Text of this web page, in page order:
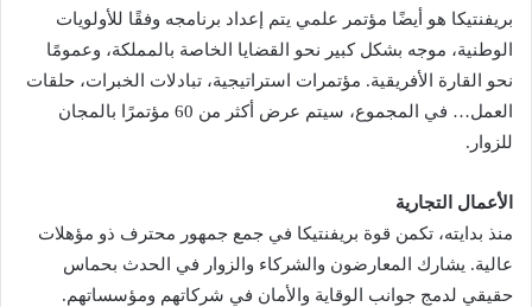
بريفنتيكا هو أيضًا مؤتمر علمي يتم إعداد برنامجه وفقًا للأولويات
الوطنية، موجه بشكل كبير نحو القضايا الخاصة بالمملكة، وعمومًا
نحو القارة الأفريقية. مؤتمرات استراتيجية، تبادلات الخبرات، حلقات
العمل… في المجموع، سيتم عرض أكثر من 60 مؤتمرًا بالمجان
للزوار.
الأعمال التجارية
منذ بدايته، تكمن قوة بريفنتيكا في جمع جمهور محترف ذو مؤهلات
عالية. يشارك المعارضون والشركاء والزوار في الحدث بحماس
حقيقي لدمج جوانب الوقاية والأمان في شركاتهم ومؤسساتهم.